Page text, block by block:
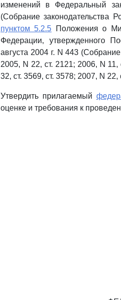
изменений в Федеральный
(Собрание законодательства
пунктом 5.2.5 Положения о
Федерации, утвержденного
августа 2004 г. N 443
2005, N 22, ст. 2121; 2006, N 11,
32, ст. 3569, ст. 3578; 2007, N
Утвердить прилагаемый
оценке и требования к